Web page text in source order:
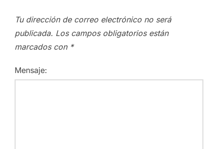
Tu dirección de correo electrónico no será
publicada. Los campos obligatorios están
marcados con *
Mensaje: